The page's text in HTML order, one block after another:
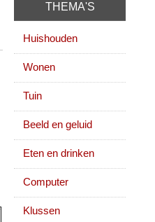
THEMA'S
Huishouden
Wonen
Tuin
Beeld en geluid
Eten en drinken
Computer
Klussen